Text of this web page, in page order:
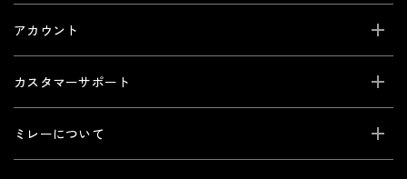
アカウント
カスタマーサポート
ミレーについて